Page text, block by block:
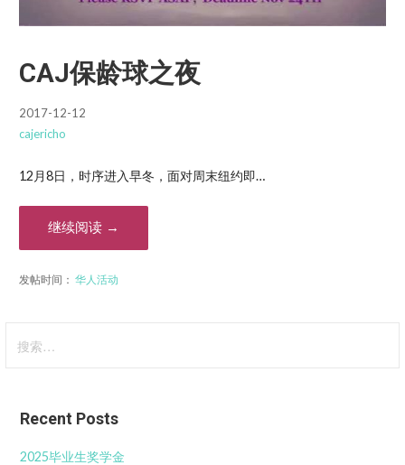
CAJ保龄球之夜
2017-12-12
cajericho
12月8日，时序进入早冬，面对周末纽约即…
继续阅读 →
发帖时间： 华人活动
索：
Recent Posts
2025毕业生奖学金